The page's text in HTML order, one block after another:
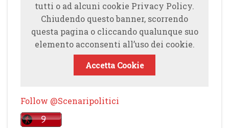
tutti o ad alcuni cookie Privacy Policy.
Chiudendo questo banner, scorrendo
questa pagina o cliccando qualunque suo
elemento acconsenti all’uso dei cookie.
Accetta Cookie
Follow @Scenaripolitici